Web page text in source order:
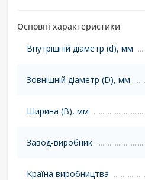
Основні характеристики
Внутрішній діаметр (d), мм
Зовнішній діаметр (D), мм
Ширина (B), мм
Завод-виробник
Країна виробництва